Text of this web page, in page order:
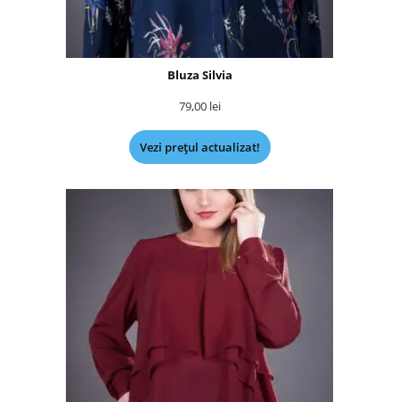
Bluza Silvia
79,00 lei
Vezi prețul actualizat!